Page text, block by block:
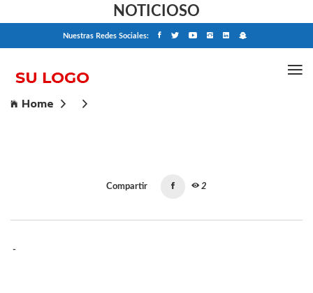
NOTICIOSO
Nuestras Redes Sociales:
Home
Compartir 2
-